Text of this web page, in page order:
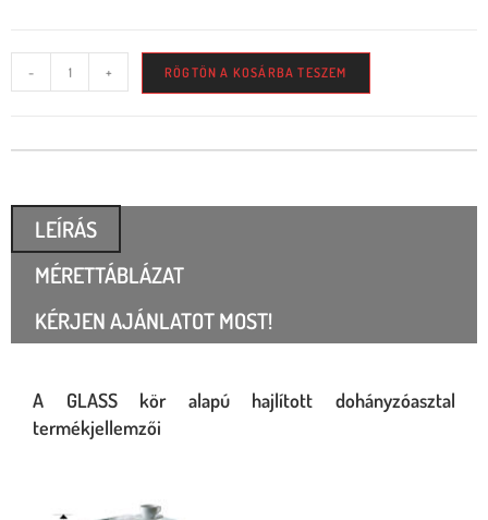
- + RÖGTÖN A KOSÁRBA TESZEM
LEÍRÁS
MÉRETTÁBLÁZAT
KÉRJEN AJÁNLATOT MOST!
A GLASS kör alapú hajlított dohányzóasztal
termékjellemzői